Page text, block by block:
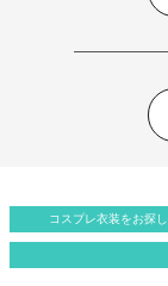
コスプレ衣装をお探